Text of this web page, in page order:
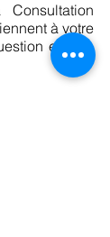
à votre
en lien